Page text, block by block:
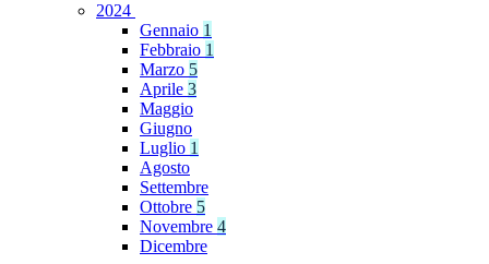
2024
Gennaio 1
Febbraio 1
Marzo 5
Aprile 3
Maggio
Giugno
Luglio 1
Agosto
Settembre
Ottobre 5
Novembre 4
Dicembre